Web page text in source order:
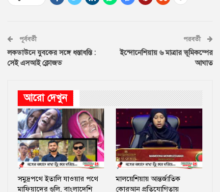
পূর্ববর্তী
লকডাউনে যুবকের সঙ্গে ধস্তাধস্তি :
সেই এসআই ক্লোজড
পরবর্তী
ইন্দোনেশিয়ায় ৬ মাত্রার ভূমিকম্পের
আঘাত
আরো দেখুন
সমুদ্রপথে ইতালি যাওয়ার পথে
মাফিয়াদের গুলি, বাংলাদেশি
মালয়েশিয়ায় আন্তর্জাতিক
কোরআন প্রতিযোগিতায়